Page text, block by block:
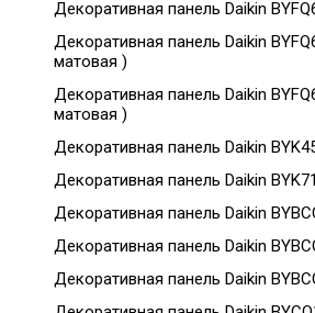
Декоративная панель Daikin
Декоративная панель Daikin
матовая )
Декоративная панель Daikin
матовая )
Декоративная панель Daikin
Декоративная панель Daikin
Декоративная панель Daikin
Декоративная панель Daikin
Декоративная панель Daikin